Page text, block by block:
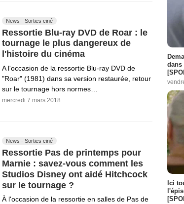
News - Sorties ciné
Ressortie Blu-ray DVD de Roar : le
tournage le plus dangereux de
l'histoire du cinéma
A l'occasion de la ressortie Blu-ray DVD de
"Roar" (1981) dans sa version restaurée, retour
sur le tournage hors normes…
mercredi 7 mars 2018
News - Sorties ciné
Ressortie Pas de printemps pour
Marnie : savez-vous comment les
Studios Disney ont aidé Hitchcock
sur le tournage ?
À l'occasion de la ressortie en salles de Pas de
dans
Ici